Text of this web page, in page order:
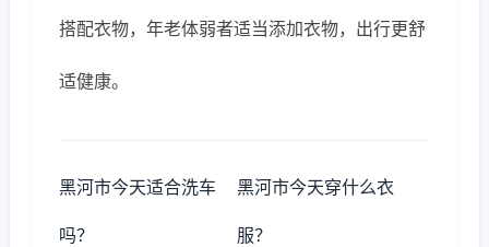
搭配衣物，年老体弱者适当添加衣物，出行更舒
适健康。
黑河市今天适合洗车
吗？
黑河市今天穿什么衣
服？